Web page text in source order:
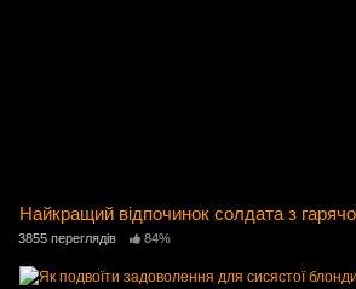
Найкращий відпочинок солдата з
3855 переглядів 84%